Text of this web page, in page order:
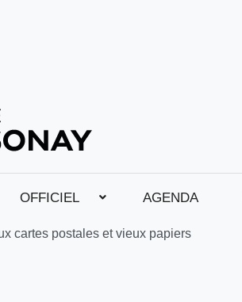
OFFICIEL AGENDA
cartes postales et vieux papiers